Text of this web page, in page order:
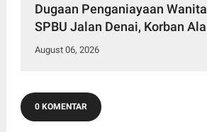
Dugaan Penganiayaan
SPBU Jalan Denai, Korban
Memar
August 06, 2026
0 KOMENTAR